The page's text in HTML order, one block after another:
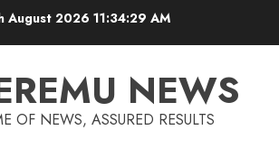
August 2026 11:34:29 AM
NEWS
OF NEWS, ASSURED RESULTS